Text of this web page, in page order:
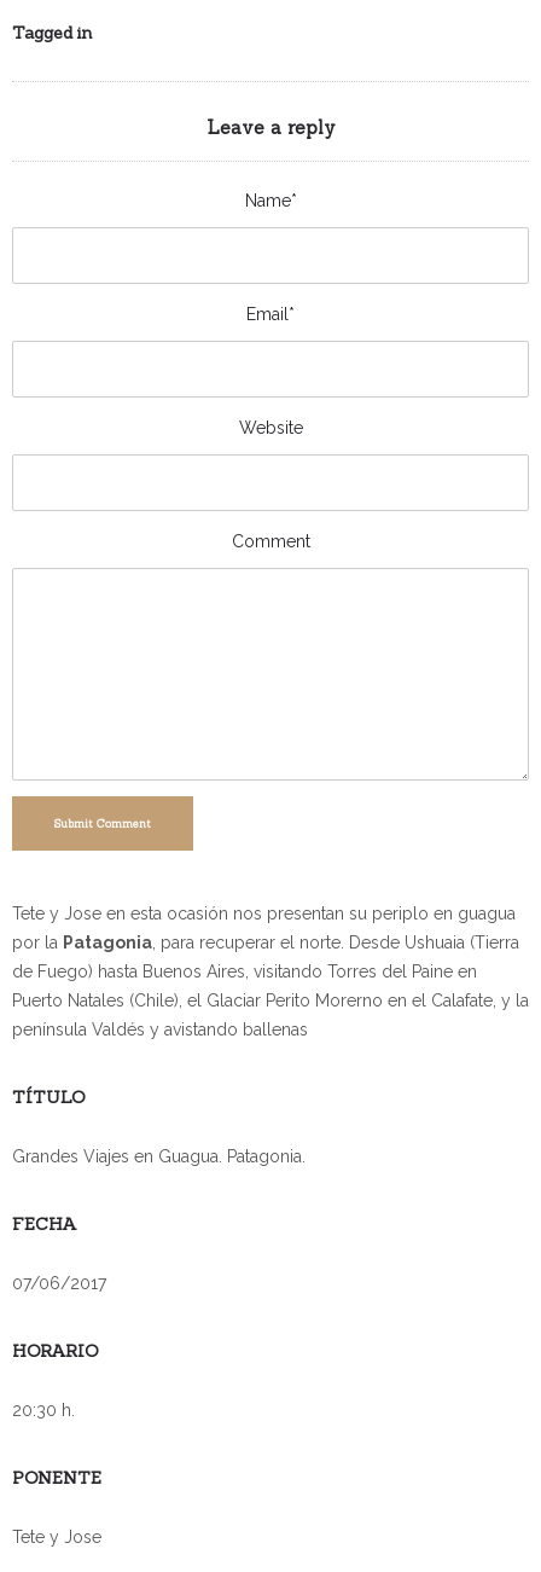
Tagged in
Leave a reply
Name*
Email*
Website
Comment
Submit Comment
Tete y Jose en esta ocasión nos presentan su periplo en guagua
por la Patagonia , para recuperar el norte. Desde Ushuaia (Tierra
de Fuego) hasta Buenos Aires, visitando Torres del Paine en
Puerto Natales (Chile), el Glaciar Perito Morerno en el Calafate, y la
península Valdés y avistando ballenas
TÍTULO
Grandes Viajes en Guagua. Patagonia.
FECHA
07/06/2017
HORARIO
20:30 h.
PONENTE
Tete y Jose